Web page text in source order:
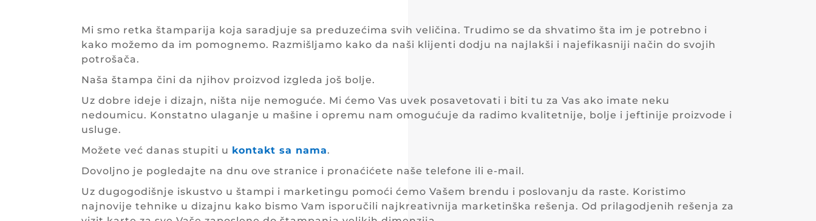
Mi smo retka štamparija koja saradjuje sa preduzećima svih veličina. Trudimo se da shvatimo šta im je potrebno i
kako možemo da im pomognemo. Razmišljamo kako da naši klijenti dodju na najlakši i najefikasniji način do svojih
potrošača.
Naša štampa čini da njihov proizvod izgleda još bolje.
Uz dobre ideje i dizajn, ništa nije nemoguće. Mi ćemo Vas uvek posavetovati i biti tu za Vas ako imate neku
nedoumicu. Konstatno ulaganje u mašine i opremu nam omogućuje da radimo kvalitetnije, bolje i jeftinije proizvode i
usluge.
Možete već danas stupiti u kontakt sa nama.
Dovoljno je pogledajte na dnu ove stranice i pronaćićete naše telefone ili e-mail.
Uz dugogodišnje iskustvo u štampi i marketingu pomoći ćemo Vašem brendu i poslovanju da raste. Koristimo
najnovije tehnike u dizajnu kako bismo Vam isporučili najkreativnija marketinška rešenja. Od prilagodjenih rešenja za